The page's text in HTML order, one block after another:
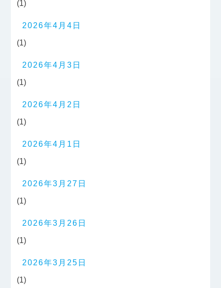
(1)
2026年4月4日
(1)
2026年4月3日
(1)
2026年4月2日
(1)
2026年4月1日
(1)
2026年3月27日
(1)
2026年3月26日
(1)
2026年3月25日
(1)